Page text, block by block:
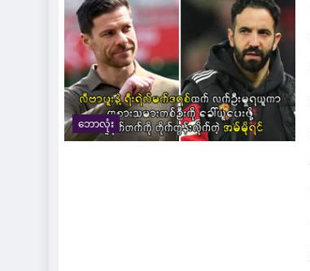
ဘောလုံး